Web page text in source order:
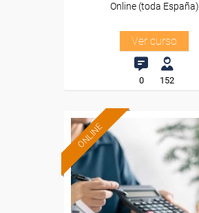
Online (toda España)
Ver curso
0 152
ONLINE
Formación 100%
subvencionada.
Para desempleados,